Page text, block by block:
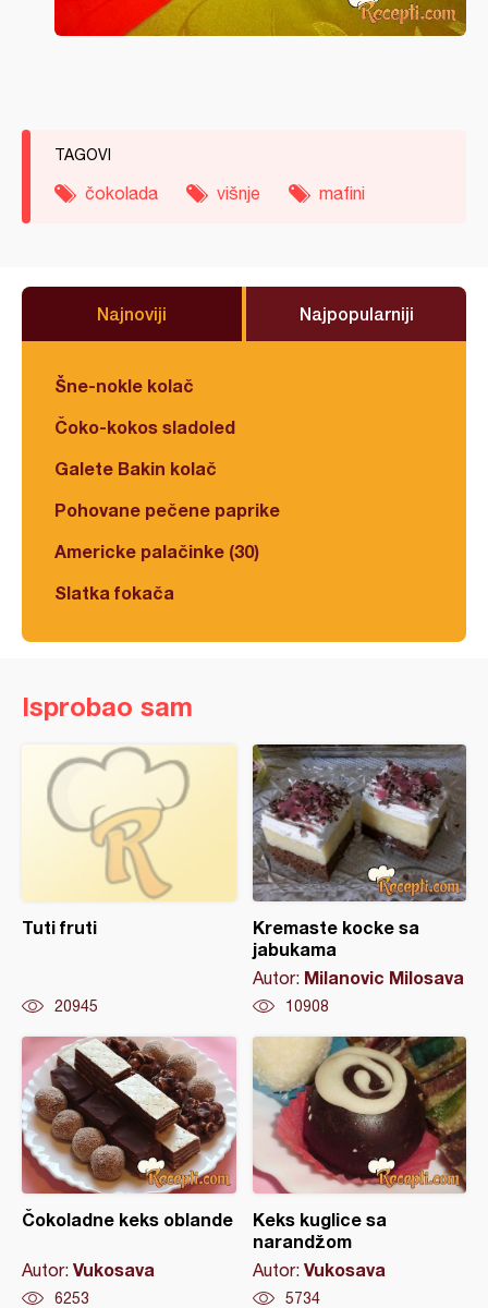
TAGOVI
čokolada višnje mafini
Najnoviji Najpopularniji
Šne-nokle kolač
Čoko-kokos sladoled
Galete Bakin kolač
Pohovane pečene paprike
Americke palačinke (30)
Slatka fokača
Isprobao sam
Tuti fruti
20945
Kremaste kocke sa
jabukama
Autor: Milanovic Milosava
10908
Čokoladne keks oblande
Autor: Vukosava
6253
Keks kuglice sa
narandžom
Autor: Vukosava
5734